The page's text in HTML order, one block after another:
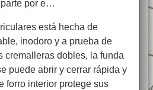
por e…
está hecha de
inodoro y a prueba de
cremalleras dobles, la funda
puede abrir y cerrar rápida y
forro interior protege sus